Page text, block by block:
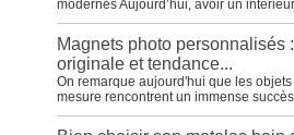
modernes Aujourd’hui, avoir un intérieur
Magnets photo personnalisés
originale et tendance...
On remarque aujourd'hui que les
mesure rencontrent un immense